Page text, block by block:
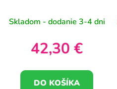
Skladom - dodanie 3-4 dni
42,30 €
DO KOŠÍKA